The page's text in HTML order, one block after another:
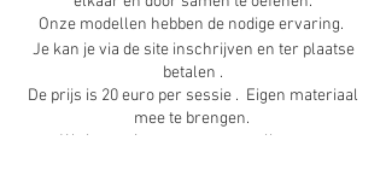
Onze modellen hebben de nodige ervaring.
Je kan je via de site inschrijven en ter plaatse
betalen .
De prijs is 20 euro per sessie . Eigen materiaal
mee te brengen.
We hopen je te mogen verwelkomen.